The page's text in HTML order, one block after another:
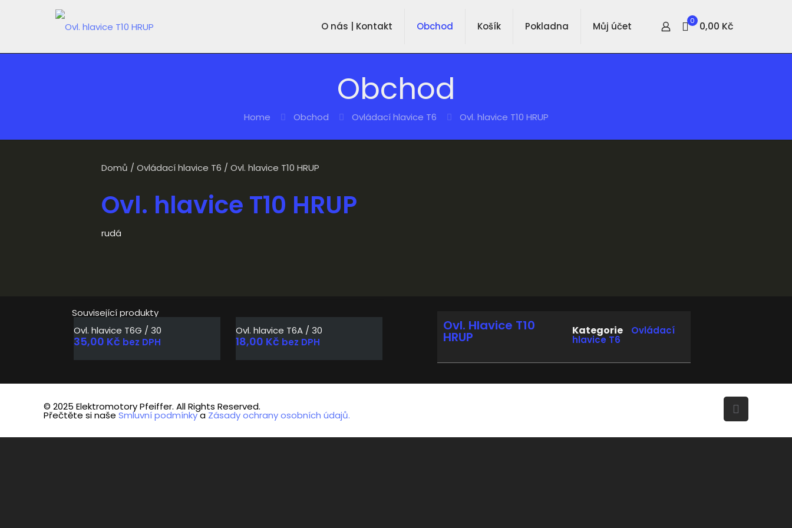
O nás | Kontakt Obchod Košík Pokladna Můj účet 0 0,00 Kč
Obchod
Home Obchod Ovládací hlavice T6 Ovl. hlavice T10 HRUP
Domů / Ovládací hlavice T6 / Ovl. hlavice T10 HRUP
Ovl. hlavice T10 HRUP
rudá
Související produkty
Ovl. hlavice T6G / 30
35,00 Kč bez DPH
Ovl. hlavice T6A / 30
18,00 Kč bez DPH
Ovl. Hlavice T10
HRUP Kategorie Ovládací
hlavice T6
© 2025 Elektromotory Pfeiffer. All Rights Reserved.
Přečtěte si naše Smluvní podmínkya Zásady ochrany osobních údajů.